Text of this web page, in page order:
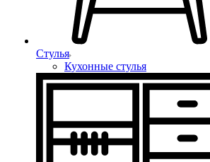
Стулья
Кухонные стулья